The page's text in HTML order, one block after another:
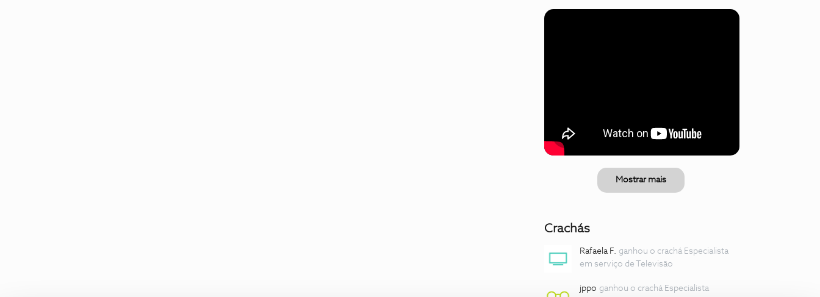
Mostrar mais
Crachás
Rafaela F. ganhou o crachá Especialista
em serviço de Televisão
jppo ganhou o crachá Especialista